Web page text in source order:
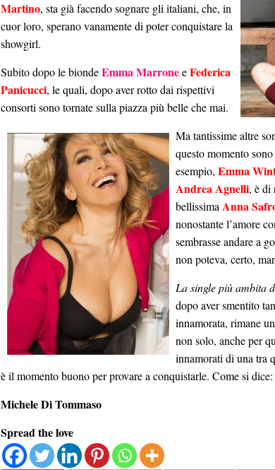
Martino, sta già facendo sognare gli italiani, che, in
cuor loro, sperano vanamente di poter conquistare la
showgirl.
Subito dopo le biondeEmma MarroneeFederica
Panicucci, le quali, dopo aver rotto dai rispettivi
consorti sono tornate sulla piazza più belle che mai.
Ma tantissime altre
questo momento
esempio, Emma
Andrea Agnelli, è di
bellissimaAnna
nonostante l’amore
sembrasse andare a
non poteva, certo,
La single più ambita
dopo aver smentito
innamorata, rimane
non solo, anche per
innamorati di una tra
è il momento buono per provare a conquistarle. Come si
Michele Di Tommaso
Spread the love